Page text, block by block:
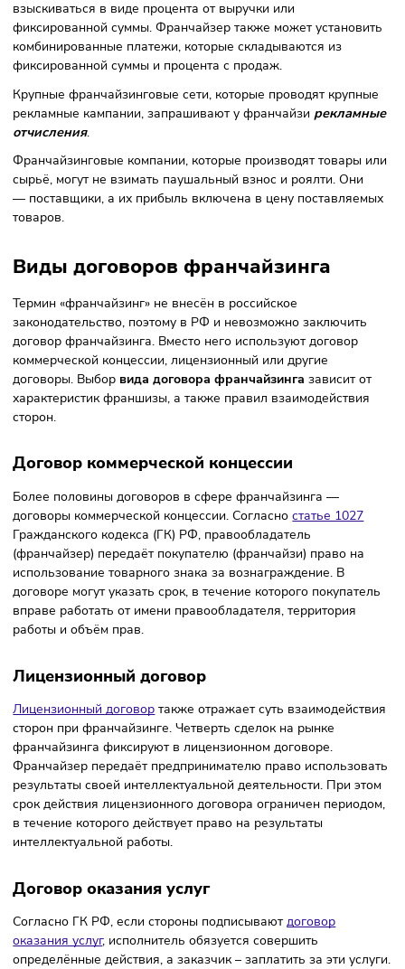
предприниматель выплачивает франчайзеру
взнос и роялти.
Паушальный взнос
– единоразовый платёж за товарный
знак, технологию производства, маркетинговые
другие опции, включённые в пакет франшизы.
могут предоставлять бизнес-модель без паушального
однако их прибыль будет складываться из высоких
Роялти– ежемесячный платёж, который франчайзи
поддержку от головной компании. Роялти может
взыскиваться в виде процента от выручки или
комбинированные платежи, которые складываются из
фиксированной суммы и процента с продаж.
Крупные франчайзинговые сети, которые проводят
рекламные кампании, запрашивают у франчайзи
отчисления.
Франчайзинговые компании, которые производят
сырьё, могут не взимать паушальный взнос и роялти. Они
— поставщики, а их прибыль включена в цену
Виды договоров франчайзинга
Термин «франчайзинг» не внесён в российское
законодательство, поэтому в РФ и невозможно
договор франчайзинга. Вместо него используют договор
коммерческой концессии, лицензионный или другие
договоры. Выборвида договора франчайзинга
сторон.
Договор коммерческой концессии
Более половины договоров в сфере франчайзинга —
договоры коммерческой концессии. Согласно статье 1027
Гражданского кодекса (ГК) РФ, правообладатель
(франчайзер) передаёт покупателю (франчайзи) право на
использование товарного знака за вознаграждение. В
вправе работать от имени правообладателя, территория
Лицензионный договор